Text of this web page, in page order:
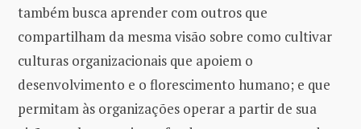
também busca aprender com outros que
compartilham da mesma visão sobre como cultivar
culturas organizacionais que apoiem o
desenvolvimento e o florescimento humano; e que
permitam às organizações operar a partir de sua